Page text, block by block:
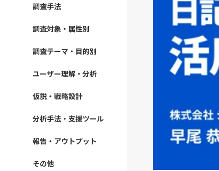
調査手法
調査対象・属性別
調査テーマ・目的別
ユーザー理解・分析
仮説・戦略設計
分析手法・支援ツール
報告・アウトプット
その他